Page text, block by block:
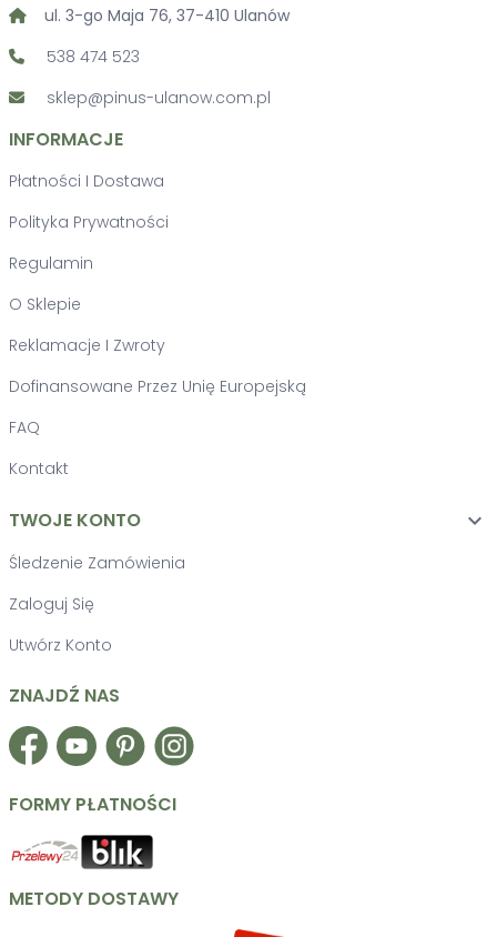
ul. 3-go Maja 76, 37-410 Ulanów
538 474 523
sklep@pinus-ulanow.com.pl
INFORMACJE
Płatności I Dostawa
Polityka Prywatności
Regulamin
O Sklepie
Reklamacje I Zwroty
Dofinansowane Przez Unię Europejską
FAQ
Kontakt
TWOJE KONTO 
Śledzenie Zamówienia
Zaloguj Się
Utwórz Konto
ZNAJDŹ NAS
FORMY PŁATNOŚCI
METODY DOSTAWY